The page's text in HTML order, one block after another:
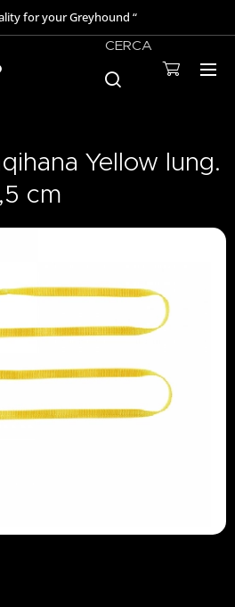
for your Greyhound “
CERCA
Yellow lung.
cm